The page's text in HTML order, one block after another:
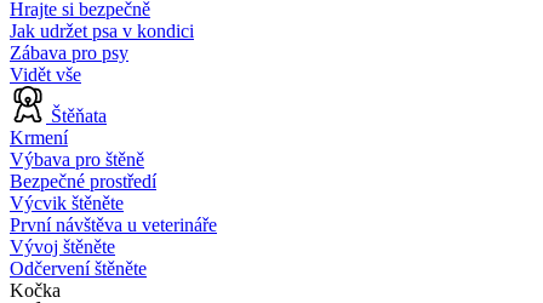
Hrajte si bezpečně
Jak udržet psa v kondici
Zábava pro psy
Vidět vše
Štěňata
Krmení
Výbava pro štěně
Bezpečné prostředí
Výcvik štěněte
První návštěva u veterináře
Vývoj štěněte
Odčervení štěněte
Kočka